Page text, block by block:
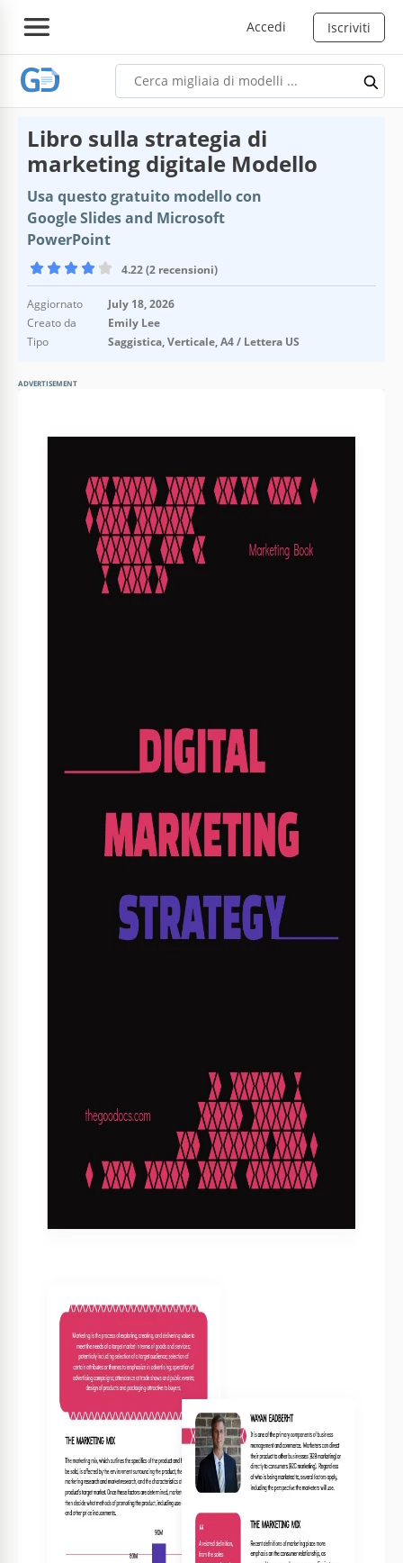
Accedi Iscriviti
Libro sulla strategia di
marketing digitale Modello
Usa questo gratuito modello con
Google Slides and Microsoft
PowerPoint
4.22 (2 recensioni)
Aggiornato
July 18, 2026
Creato da
Emily Lee
Tipo
Saggistica, Verticale, A4 / Lettera US
ADVERTISEMENT